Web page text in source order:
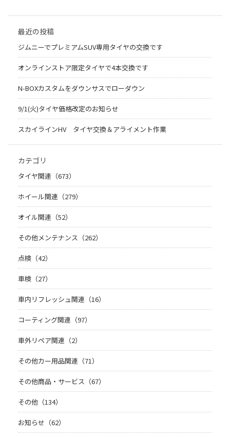
最近の投稿
ジムニーでプレミアムSUV専用タイヤの交換です
オンラインストア限定タイヤで4本交換です
N-BOXカスタムをダウンサスでローダウン
9/1(火)タイヤ価格改定のお知らせ
スカイラインHV タイヤ交換＆アライメント作業
カテゴリ
タイヤ関連（673）
ホイール関連（279）
オイル関連（52）
その他メンテナンス（262）
点検（42）
車検（27）
車内リフレッシュ関連（16）
コーティング関連（97）
車外リペア関連（2）
その他カー用品関連（71）
その他商品・サービス（67）
その他（134）
お知らせ（62）